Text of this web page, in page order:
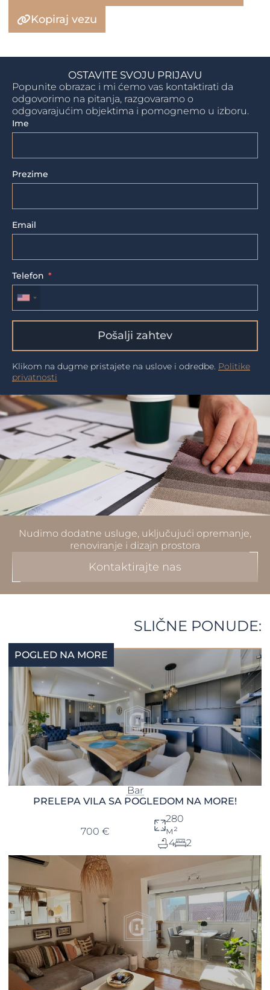
Kopiraj vezu
OSTAVITE SVOJU PRIJAVU
Popunite obrazac i mi ćemo vas kontaktirati da
odgovorimo na pitanja, razgovaramo o
odgovarajućim objektima i pomognemo u izboru.
Ime
Prezime
Email
Telefon
Pošalji zahtev
Klikom na dugme pristajete na uslove i odredbe. Politike
privatnosti
Nudimo dodatne usluge, uključujući opremanje,
renoviranje i dizajn prostora
Kontaktirajte nas
SLIČNE PONUDE:
POGLED NA MORE
Bar
PRELEPA VILA SA POGLEDOM NA MORE!
700 €
280
м²
4
2